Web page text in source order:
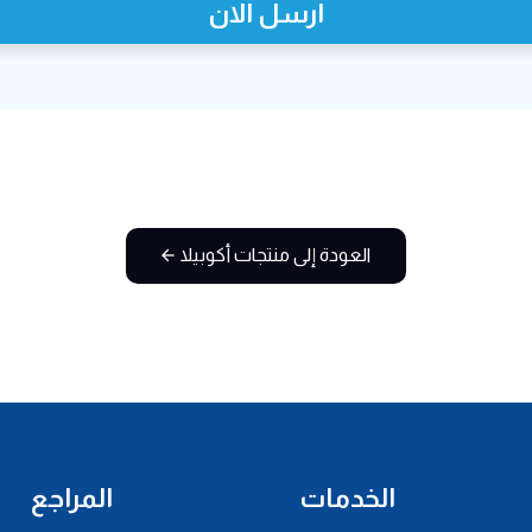
ارسل الان
العودة إلى منتجات أكوبيلا
الخدمات المراجع